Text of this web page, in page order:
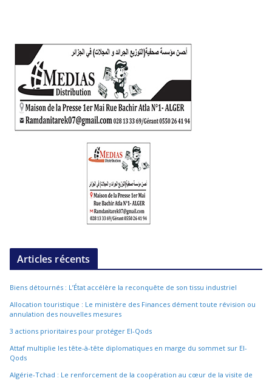
Articles récents
Biens détournés : L’État accélère la reconquête de son tissu industriel
Allocation touristique : Le ministère des Finances dément toute révision ou
annulation des nouvelles mesures
3 actions prioritaires pour protéger El-Qods
Attaf multiplie les tête-à-tête diplomatiques en marge du sommet sur El-
Qods
Algérie-Tchad : Le renforcement de la coopération au cœur de la visite de